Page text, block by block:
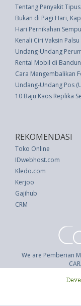
Tentang Penyakit Tipus
Bukan di Pagi Hari,
Hari Pernikahan
Kenali Ciri Vaksin
Undang-Undang
Rental Mobil di
Cara Mengembalikan
Undang-Undang Pos
10 Baju Kaos Replika
REKOMENDASI
Toko Online
IDwebhost.com
Kledo.com
Kerjoo
Gajihub
CRM
We are Pemberian